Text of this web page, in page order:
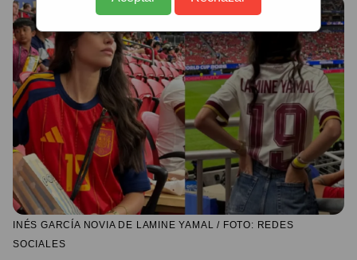
INÉS GARCÍA NOVIA DE LAMINE YAMAL / FOTO: REDES
SOCIALES